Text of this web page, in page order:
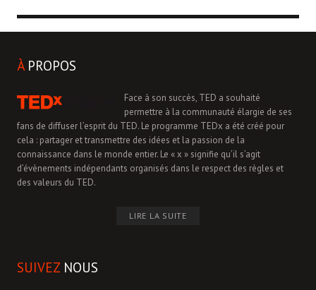
ÀPROPOS
Face à son succès, TED a souhaité
permettre à la communauté élargie de ses
fans de diffuser l’esprit du TED. Le programme TEDx a été créé pour
cela : partager et transmettre des idées et la passion de la
connaissance dans le monde entier. Le « x » signifie qu’il s’agit
d’évènements indépendants organisés dans le respect des règles et
des valeurs du TED.
LIRE LA SUITE
SUIVEZ NOUS